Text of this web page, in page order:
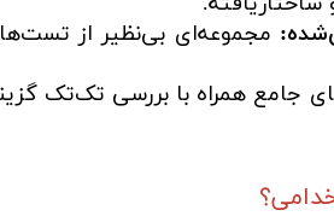
مجموعه‌ای بی‌نظیر از
جامع همراه با بررسی تک‌تک